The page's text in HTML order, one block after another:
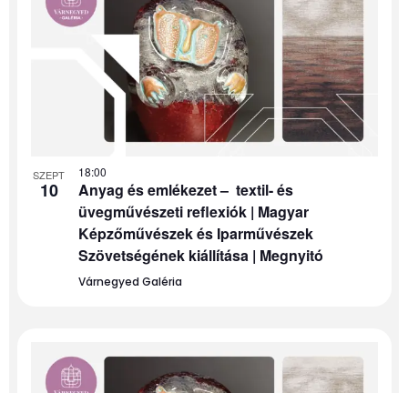
SZEPT
10
Anyag és emlékezet – textil- és
üvegművészeti reflexiók | Magyar
Képzőművészek és Iparművészek
Szövetségének kiállítása | Megnyitó
Várnegyed Galéria
18:00